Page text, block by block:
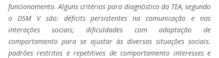
funcionamento. Alguns critérios para diagnóstico do TEA, segundo
o DSM V são: déficits persistentes na comunicação e nas
interações sociais; dificuldades com adaptação de
comportamento para se ajustar às diversas situações sociais.
padrões restritos e repetitivos de comportamento interesses e